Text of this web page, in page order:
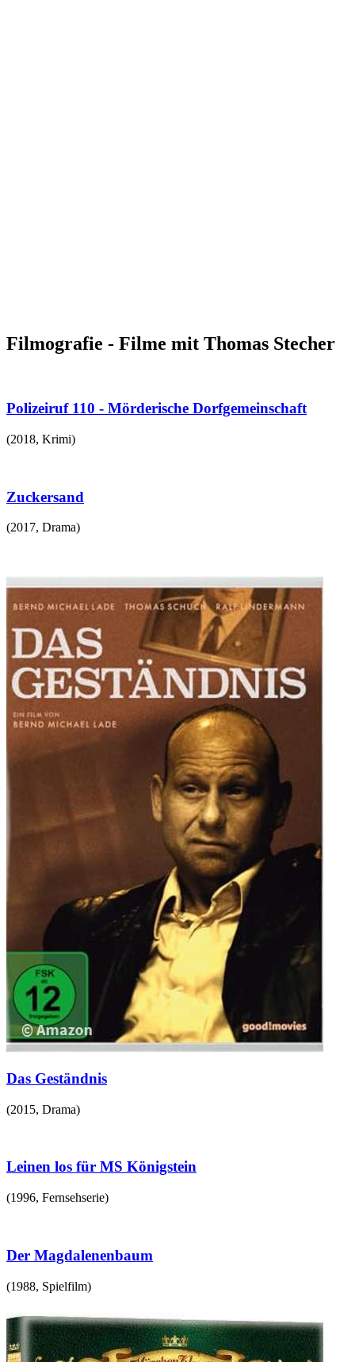
Filmografie - Filme mit Thomas Stecher
Polizeiruf 110 - Mörderische Dorfgemeinschaft
(2018, Krimi)
Zuckersand
(2017, Drama)
Das Geständnis
(2015, Drama)
Leinen los für MS Königstein
(1996, Fernsehserie)
Der Magdalenenbaum
(1988, Spielfilm)